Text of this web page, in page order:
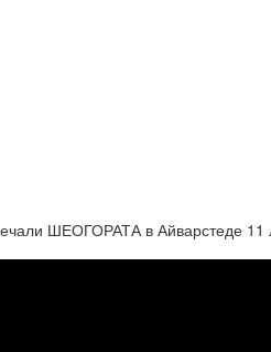
ШЕОГОРАТА в Айварстеде 11